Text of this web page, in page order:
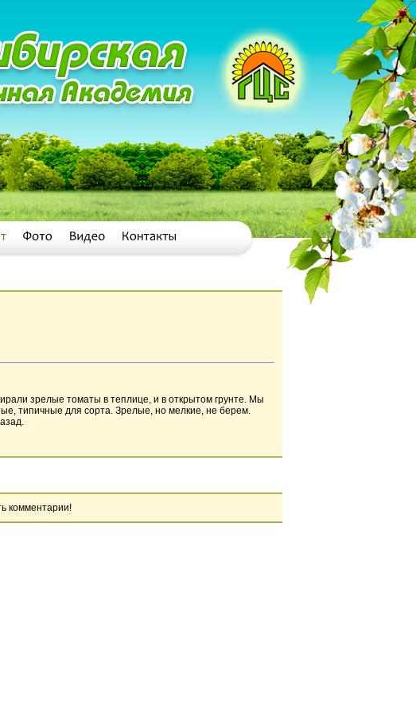
зрелые томаты в теплице, и в открытом грунте. Мы
типичные для сорта. Зрелые, но мелкие, не берем.
комментарии!